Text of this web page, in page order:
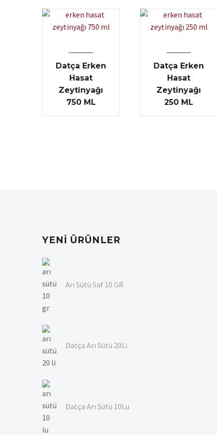
Datça Erken
Hasat
Zeytinyağı
750 ML
Datça Erken
Hasat
Zeytinyağı
250 ML
YENI ÜRÜNLER
Arı Sütü Saf 10 GR
Datça Arı Sütü 20Li
Datça Arı Sütü 10Lu